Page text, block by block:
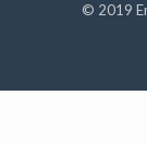
© 2019